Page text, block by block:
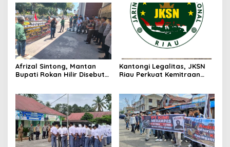
Afrizal Sintong, Mantan
Bupati Rokan Hilir Disebut
Desak Usut Dividen Rp331,7
Miliar
Kantongi Legalitas, JKSN
Riau Perkuat Kemitraan